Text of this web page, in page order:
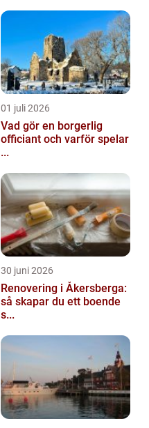
01 juli 2026
Vad gör en borgerlig
officiant och varför spelar
...
30 juni 2026
Renovering i Åkersberga:
så skapar du ett boende
s...